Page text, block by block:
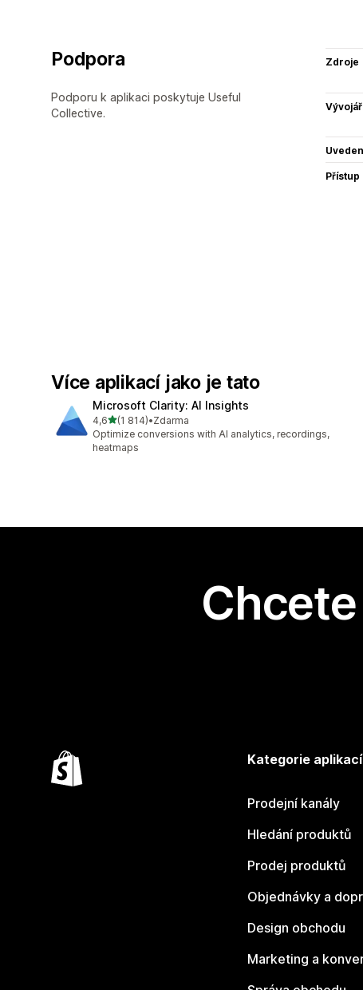
Podpora
Podporu k aplikaci poskytuje Useful
Collective.
Zdroje
Vývojář
Přístup
Více aplikací jako je tato
Microsoft Clarity: AI Insights
4,6z 5 hvězd
(1 814)
Celkový počet recenzí: 1814
•Zdarma
Optimize conversions with AI analytics, recordings,
heatmaps
Kategorie aplikací
Prodejní kanály
Hledání produktů
Prodej produktů
Objednávky a
Design obchodu
Marketing a